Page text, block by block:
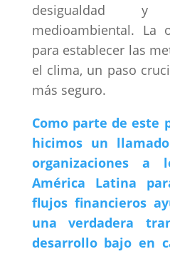
desigualdad
medioambiental. La
para establecer las
el clima, un paso
más seguro.
Como parte de este
hicimos un
organizaciones a
América Latina
flujos financieros
una verdadera
desarrollo bajo en